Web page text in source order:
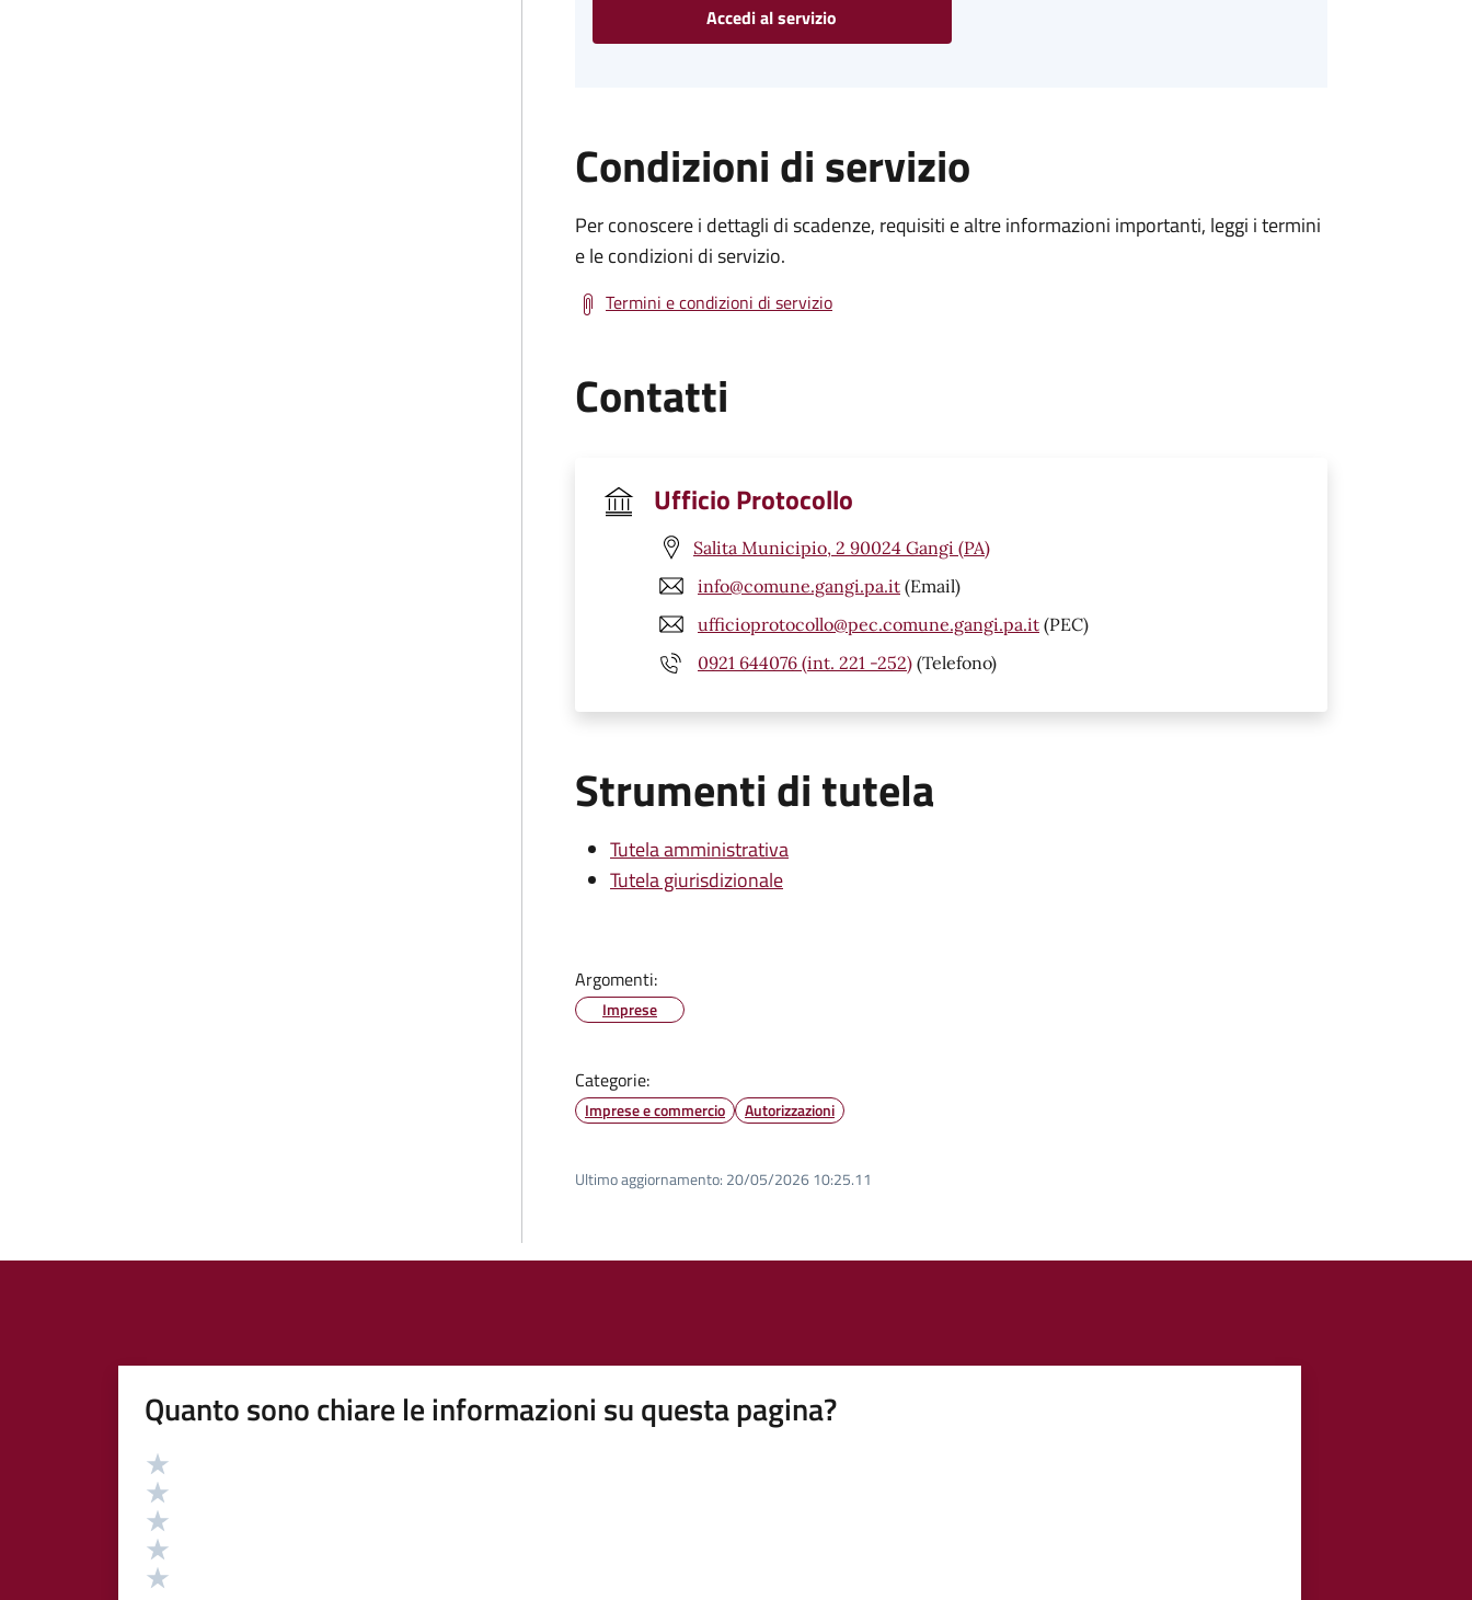
Accedi al servizio
Condizioni di servizio
Per conoscere i dettagli di scadenze, requisiti e altre informazioni importanti, leggi i termini
e le condizioni di servizio.
Termini e condizioni di servizio
Contatti
Ufficio Protocollo
Salita Municipio, 2 90024 Gangi (PA)
info@comune.gangi.pa.it (Email)
ufficioprotocollo@pec.comune.gangi.pa.it (PEC)
0921 644076 (int. 221 -252) (Telefono)
Strumenti di tutela
Tutela amministrativa
Tutela giurisdizionale
Argomenti:
Imprese
Categorie:
Imprese e commercio Autorizzazioni
Ultimo aggiornamento: 20/05/2026 10:25.11
Quanto sono chiare le informazioni su questa pagina?
Valutazione